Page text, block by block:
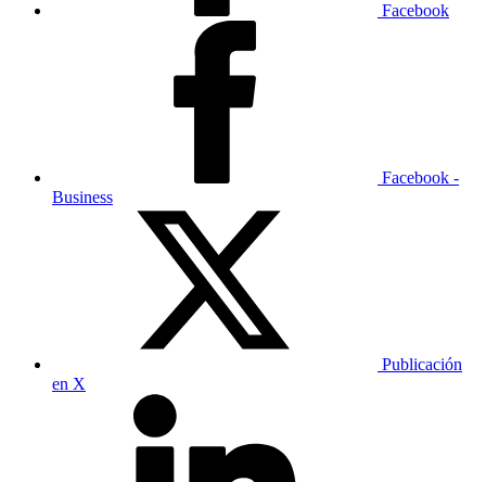
Facebook
Facebook -
Business
Publicación
en X